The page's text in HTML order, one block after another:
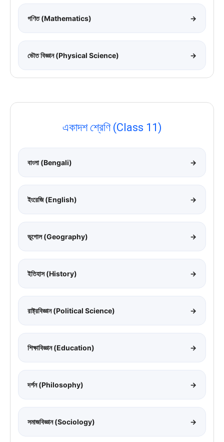
গণিত (Mathematics) →
ভৌত বিজ্ঞান (Physical Science) →
একাদশ শ্রেণি (Class 11)
বাংলা (Bengali) →
ইংরেজি (English) →
ভূগোল (Geography) →
ইতিহাস (History) →
রাষ্ট্রবিজ্ঞান (Political Science) →
শিক্ষাবিজ্ঞান (Education) →
দর্শন (Philosophy) →
সমাজবিজ্ঞান (Sociology) →